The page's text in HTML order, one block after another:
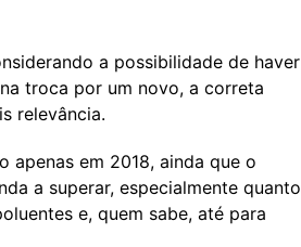
a possibilidade de haver
troca por um novo, a correta
relevância.
apenas em 2018, ainda que o
a superar, especialmente quanto
e, quem sabe, até para